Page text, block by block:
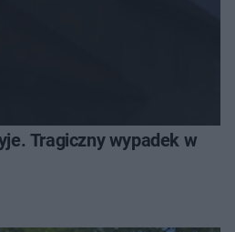
Tragiczny wypadek w